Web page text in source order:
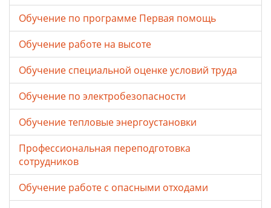
Обучение по программе Первая помощь
Обучение работе на высоте
Обучение специальной оценке условий труда
Обучение по электробезопасности
Обучение тепловые энергоустановки
Профессиональная переподготовка
сотрудников
Обучение работе с опасными отходами